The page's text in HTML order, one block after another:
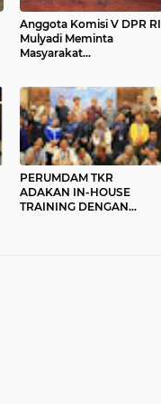
Anggota Komisi V DPR RI
Mulyadi Meminta
Masyarakat
Tambang
PERUMDAM TKR
ADAKAN IN-HOUSE
TRAINING DENGAN